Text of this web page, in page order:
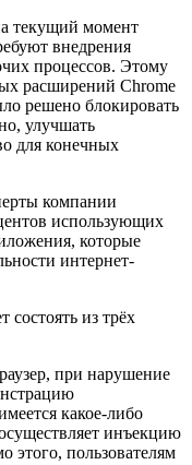
текущий момент
внедрения
процессов. Этому
расширений Chrome
решено блокировать
улучшать
для конечных
компании
использующих
которые
интернет-
состоять из трёх
при нарушение
какое-либо
инъекцию
этого, пользователям